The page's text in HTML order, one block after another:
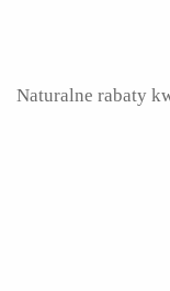
Naturalne rabaty